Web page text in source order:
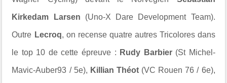
Kirkedam Larsen (Uno-X Dare Development Team).
Outre Lecroq, on recense quatre autres Tricolores dans
le top 10 de cette épreuve : Rudy Barbier(St Michel-
Mavic-Auber93 / 5e), Killian Théot(VC Rouen 76 / 6e),